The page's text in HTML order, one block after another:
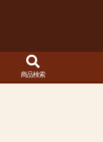
商品検索